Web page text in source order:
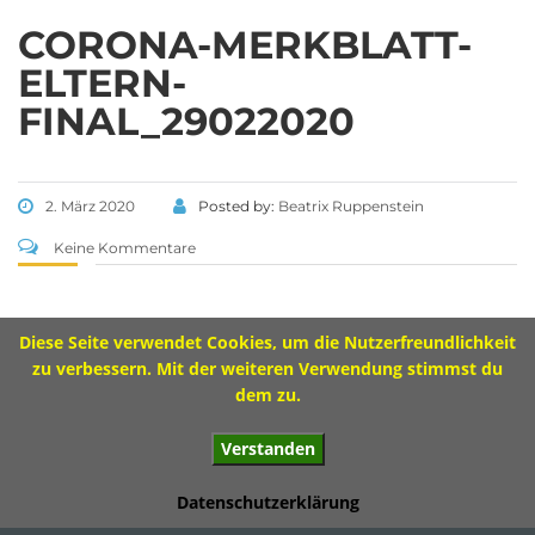
CORONA-MERKBLATT-
ELTERN-
FINAL_29022020
2. März 2020 Posted by: Beatrix Ruppenstein
Keine Kommentare
Fax 09571 – 755870
Sekretariat
Dienstag 10.00 – 13.00 Uhr
Mittwoch 8.00 – 11.30 Uhr
Impressum
© 2017 Ivo-Hennemann-Grundschule Bad Staffelstein
Diese Seite verwendet Cookies, um die Nutzerfreundlichkeit
zu verbessern. Mit der weiteren Verwendung stimmst du
dem zu.
Verstanden
Datenschutzerklärung